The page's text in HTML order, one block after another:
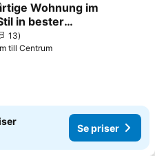
till i Mina Favoriter
Wohnung im
in bester
Lage
13
till Centrum
Se priser